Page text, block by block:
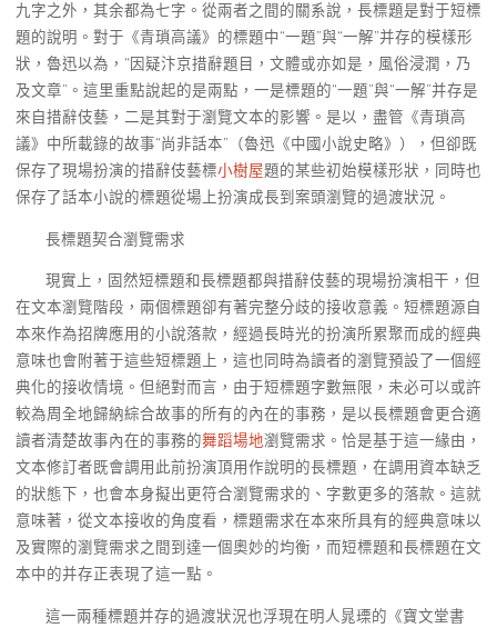
九字之外，其余都為七字。從兩者之間的關系說，長標題是對于短標
題的說明。對于《青瑣高議》的標題中“一題”與“一解”并存的模樣形
狀，魯迅以為，“因疑汴京措辭題目，文體或亦如是，風俗浸潤，乃
及文章”。這里重點說起的是兩點，一是標題的“一題”與“一解”并存是
來自措辭伎藝，二是其對于瀏覽文本的影響。是以，盡管《青瑣高
議》中所載錄的故事“尚非話本”（魯迅《中國小說史略》），但卻既
保存了現場扮演的措辭伎藝標小樹屋題的某些初始模樣形狀，同時也
保存了話本小說的標題從場上扮演成長到案頭瀏覽的過渡狀況。
長標題契合瀏覽需求
現實上，固然短標題和長標題都與措辭伎藝的現場扮演相干，但
在文本瀏覽階段，兩個標題卻有著完整分歧的接收意義。短標題源自
本來作為招牌應用的小說落款，經過長時光的扮演所累聚而成的經典
意味也會附著于這些短標題上，這也同時為讀者的瀏覽預設了一個經
典化的接收情境。但絕對而言，由于短標題字數無限，未必可以或許
較為周全地歸納綜合故事的所有的內在的事務，是以長標題會更合適
讀者清楚故事內在的事務的舞蹈場地瀏覽需求。恰是基于這一緣由，
文本修訂者既會調用此前扮演頂用作說明的長標題，在調用資本缺乏
的狀態下，也會本身擬出更符合瀏覽需求的、字數更多的落款。這就
意味著，從文本接收的角度看，標題需求在本來所具有的經典意味以
及實際的瀏覽需求之間到達一個奧妙的均衡，而短標題和長標題在文
本中的并存正表現了這一點。
這一兩種標題并存的過渡狀況也浮現在明人晁瑮的《寶文堂書